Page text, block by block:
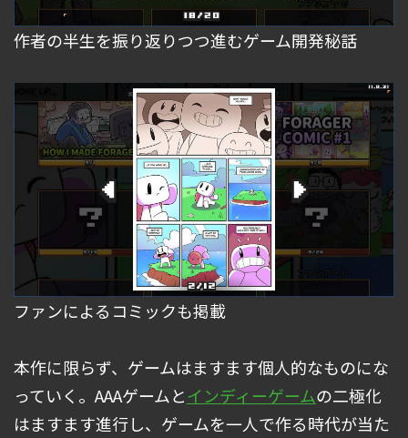
作者の半生を振り返りつつ進むゲーム開発秘話
ファンによるコミックも掲載
本作に限らず、ゲームはますます個人的なものにな
っていく。AAAゲームとインディーゲームの二極化
はますます進行し、ゲームを一人で作る時代が当た